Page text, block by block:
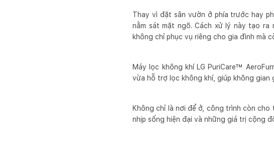
Thay vì đặt sân vườn ở phía trước hay
nằm sát mặt ngõ. Cách xử lý này tạo ra
không chỉ phục vụ riêng cho gia đình mà
Máy lọc không khí LG PuriCare™
vừa hỗ trợ lọc không khí, giúp không
Không chỉ là nơi để ở, công trình còn
nhịp sống hiện đại và những giá trị cộng